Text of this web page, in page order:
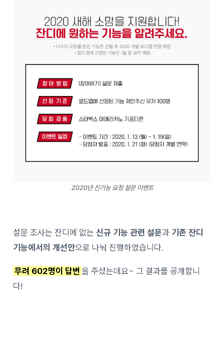
2020년 신기능 요청 설문 이벤트
설문 조사는 잔디에 없는신규 기능 관련 설문과 기존 잔디
기능에서의 개선안으로 나눠 진행하였습니다.
무려 602명이 답변 을 주셨는데요~ 그 결과를 공개합니
다!